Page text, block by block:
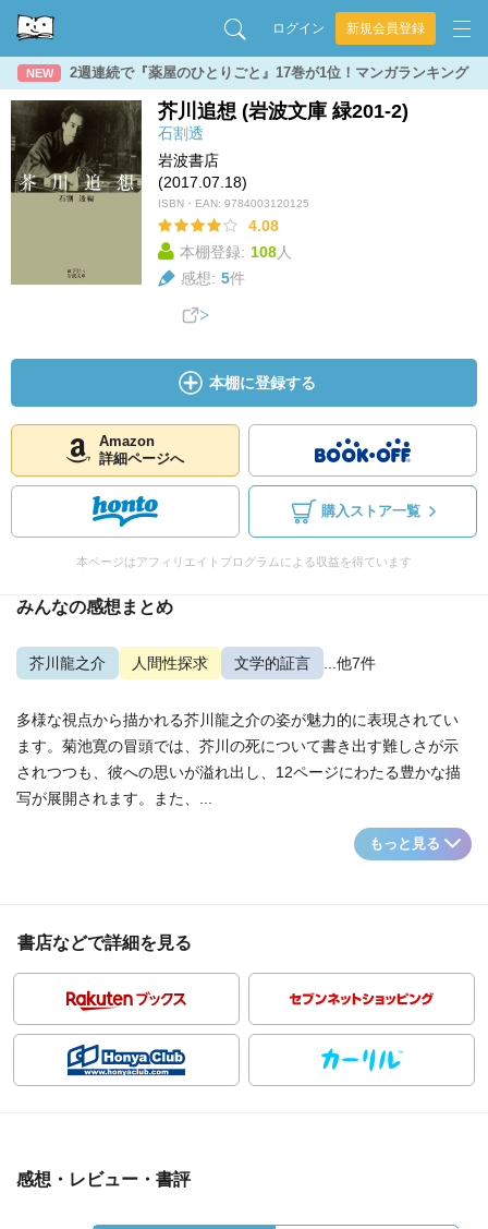
ログイン 新規会員登録
NEW 2週連続で『薬屋のひとりごと』17巻が1位！マンガランキング
芥川追想 (岩波文庫 緑201-2)
石割透
岩波書店
(2017.07.18)
ISBN・EAN: 9784003120125
4.08
本棚登録: 108人
感想: 5件
本棚に登録する
Amazon
詳細ページへ
購入ストア一覧
本ページはアフィリエイトプログラムによる収益を得ています
みんなの感想まとめ
芥川龍之介 人間性探求 文学的証言 ...他7件
多様な視点から描かれる芥川龍之介の姿が魅力的に表現されてい
ます。菊池寛の冒頭では、芥川の死について書き出す難しさが示
されつつも、彼への思いが溢れ出し、12ページにわたる豊かな描
写が展開されます。また、...
もっと見る
書店などで詳細を見る
感想・レビュー・書評